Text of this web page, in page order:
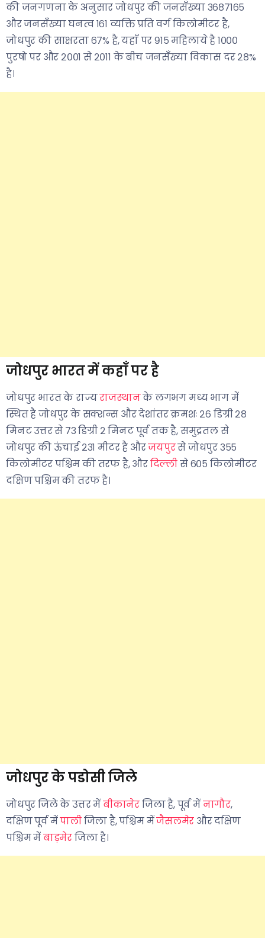
की जनगणना के अनुसार जोधपुर की जनसँख्या ३६८७१६५
और जनसँख्या घनत्व १६१ व्यक्ति प्रति वर्ग किलोमीटर है,
जोधपुर की साक्षरता ६७% है, यहाँ पर ९१५ महिलाये है १०००
पुरषो पर और २००१ से २०११ के बीच जनसँख्या विकास दर २८%
है।
जोधपुर भारत में कहाँ पर है
जोधपुर भारत के राज्यराजस्थानके लगभग मध्य भाग में
स्थित है जोधपुर के सक्शन्स और देशांतर क्रमशः २६ डिग्री २८
मिनट उत्तर से ७३ डिग्री २ मिनट पूर्व तक है, समुद्रतल से
जोधपुर की ऊंचाई २३१ मीटर है औरजयपुरसे जोधपुर ३५५
किलोमीटर पश्चिम की तरफ है, औरदिल्लीसे ६०५ किलोमीटर
दक्षिण पश्चिम की तरफ है।
जोधपुर के पडोसी जिले
जोधपुर जिले के उत्तर मेंबीकानेरजिला है, पूर्व मेंनागौर,
दक्षिण पूर्व मेंपालीजिला है, पश्चिम मेंजैसलमेर और दक्षिण
पश्चिम मेंबाड़मेरजिला है।